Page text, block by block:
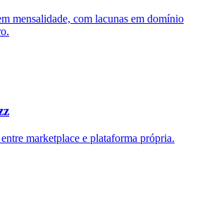
mensalidade, com lacunas em domínio
marketplace e plataforma própria.